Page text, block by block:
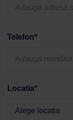
Telefon*
Locatia*
Alege locatia